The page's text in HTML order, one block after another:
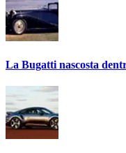
La Bugatti nascosta